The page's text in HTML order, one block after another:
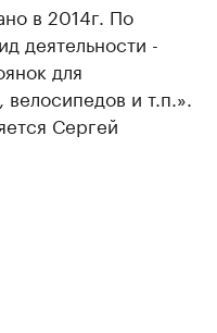
в 2014г. По
деятельности -
для
и т.п.».
Сергей